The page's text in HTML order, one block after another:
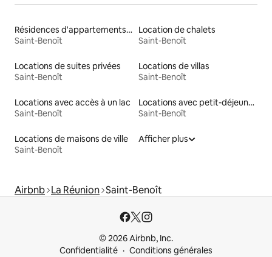
Résidences d'appartements en location
Saint-Benoît
Location de chalets
Saint-Benoît
Locations de suites privées
Saint-Benoît
Locations de villas
Saint-Benoît
Locations avec accès à un lac
Saint-Benoît
Locations avec petit-déjeuner
Saint-Benoît
Locations de maisons de ville
Saint-Benoît
Afficher plus
Airbnb La Réunion Saint-Benoît
© 2026 Airbnb, Inc.
Confidentialité
Conditions générales